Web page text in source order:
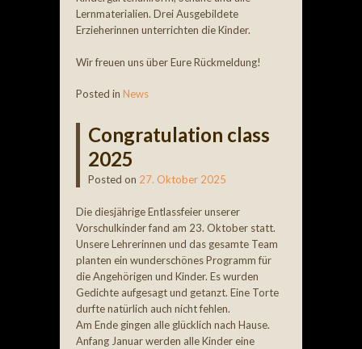
Lernmaterialien. Drei Ausgebildete
Erzieherinnen unterrichten die Kinder.
Wir freuen uns über Eure Rückmeldung!
Posted in News
Congratulation class
2025
Posted on 27. Oktober 2025
Die diesjährige Entlassfeier unserer
Vorschulkinder fand am 23. Oktober statt.
Unsere Lehrerinnen und das gesamte Team
planten ein wunderschönes Programm für
die Angehörigen und Kinder. Es wurden
Gedichte aufgesagt und getanzt. Eine Torte
durfte natürlich auch nicht fehlen.
Am Ende gingen alle glücklich nach Hause.
Anfang Januar werden alle Kinder eine